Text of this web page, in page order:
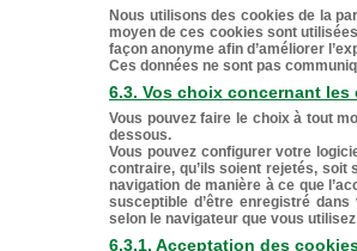
Nous utilisons des cookies de la
moyen de ces cookies sont
façon anonyme afin d’améliorer
Ces données ne sont pas
6.3. Vos choix concernant les
Vous pouvez faire le choix à tout
dessous.
Vous pouvez configurer votre
contraire, qu’ils soient rejetés, soit
navigation de manière à ce que
susceptible d’être enregistré
selon le navigateur que vous utilisez
6.3.1. Acceptation des